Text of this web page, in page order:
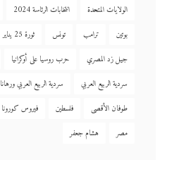
الولايات المتحدة
انتخابات الرئاسة 2024
بوتين
ترامب تونس ثورة 25 يناير
جيل زد المصري
حرب روسيا على أوكرانيا
سردية الربيع العربي
سردية الربيع العربي
طوفان الأقصى
فلسطين فيروس كورونا
مصر
هشام جعفر